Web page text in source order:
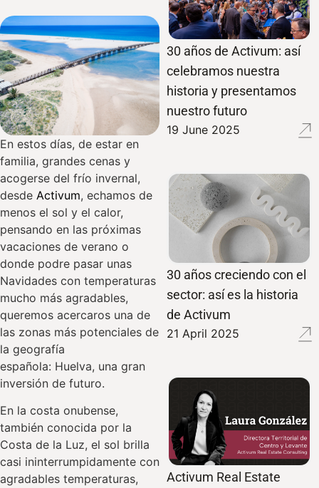
En estos días, de estar en
familia, grandes cenas y
acogerse del frío invernal,
desde Activum, echamos de
menos el sol y el calor,
pensando en las próximas
vacaciones de verano o
donde podre pasar unas
Navidades con temperaturas
mucho más agradables,
queremos acercaros una de
las zonas más potenciales de
la geografía
española: Huelva, una gran
inversión de futuro.
En la costa onubense,
también conocida por la
Costa de la Luz, el sol brilla
casi ininterrumpidamente con
agradables temperaturas,
30 años de Activum: así
celebramos nuestra
historia y presentamos
nuestro futuro
19 June 2025
30 años creciendo con el
sector: así es la historia
de Activum
21 April 2025
Activum Real Estate